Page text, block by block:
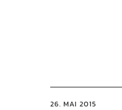
26. MAI 2015